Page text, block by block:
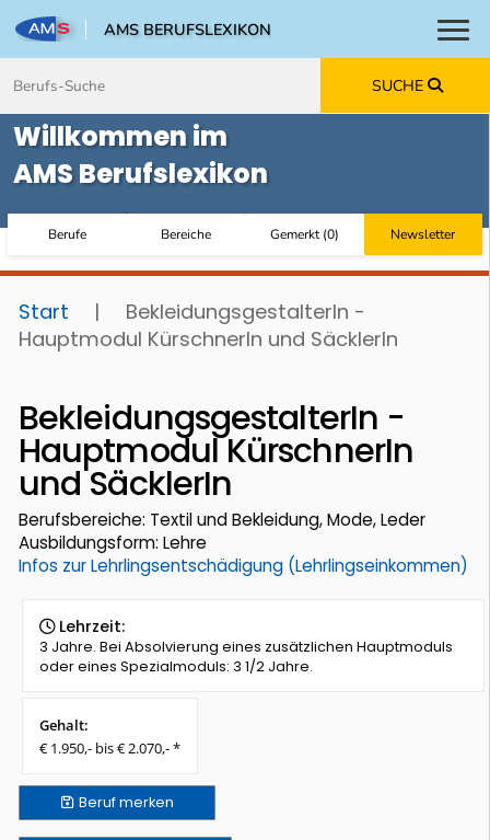
AMS BERUFSLEXIKON
SUCHE
Willkommen im
AMS Berufslexikon
Berufe Bereiche Gemerkt(0) Newsletter
Start |
BekleidungsgestalterIn -
Hauptmodul KürschnerIn und SäcklerIn
BekleidungsgestalterIn -
Hauptmodul KürschnerIn
und SäcklerIn
Berufsbereiche: Textil und Bekleidung, Mode, Leder
Ausbildungsform: Lehre
Infos zur Lehrlingsentschädigung (Lehrlingseinkommen)
Lehrzeit:
3 Jahre. Bei Absolvierung eines zusätzlichen Hauptmoduls
oder eines Spezialmoduls: 3 1/2 Jahre.
Gehalt:
€ 1.950,- bis € 2.070,- *
Berufmerken